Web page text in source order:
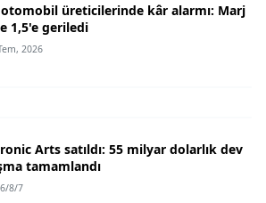
üreticilerinde kâr alarmı: Marj
1,5'e geriledi
2026
Arts satıldı: 55 milyar dolarlık dev
tamamlandı
8/7